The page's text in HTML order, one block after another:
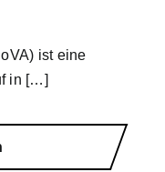
ist eine
in […]